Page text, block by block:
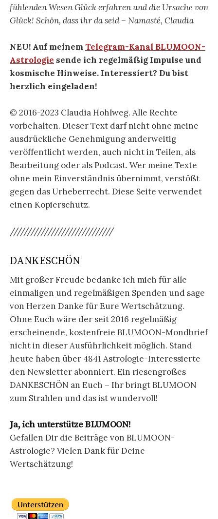
fühlenden Wesen Glück erfahren und die Ursache von
Glück! Schön, dass ihr da seid – Namasté, Claudia
NEU! Auf meinem Telegram-Kanal BLUMOON-
Astrologie sende ich regelmäßig Impulse und
kosmische Hinweise. Interessiert? Du bist
herzlich eingeladen!
© 2016-2023 Claudia Hohlweg. Alle Rechte
vorbehalten. Dieser Text darf nicht ohne meine
ausdrückliche Genehmigung anderweitig
veröffentlicht werden, auch nicht in Teilen, als
Bearbeitung oder als Podcast. Wer meine Texte
ohne mein Einverständnis übernimmt, verstößt
gegen das Urheberrecht. Diese Seite verwendet
einen Kopierschutz.
//////////////////////////////
DANKESCHÖN
Mit großer Freude bedanke ich mich für alle
einmaligen und regelmäßigen Spenden und sage
von Herzen Danke für Eure Wertschätzung.
Ohne Euch wäre der seit 2016 regelmäßig
erscheinende, kostenfreie BLUMOON-Mondbrief
nicht in dieser Ausführlichkeit möglich. Stand
heute haben über 4841 Astrologie-Interessierte
den Newsletter abonniert. Ein riesengroßes
DANKESCHÖN an Euch – Ihr bringt BLUMOON
zum Strahlen und das ist wundervoll!
Ja, ich unterstütze BLUMOON!
Gefallen Dir die Beiträge von BLUMOON-
Astrologie? Vielen Dank für Deine
Wertschätzung!